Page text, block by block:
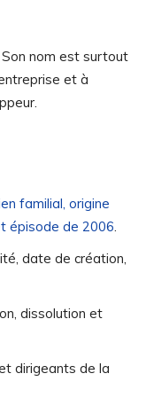
nom est surtout
et à
familial, origine
épisode de 2006.
date de création,
dissolution et
dirigeants de la